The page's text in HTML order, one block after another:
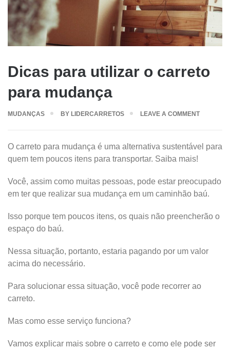
Dicas para utilizar o carreto
para mudança
MUDANÇAS BY LIDERCARRETOS LEAVE A COMMENT
O carreto para mudança é uma alternativa sustentável para
quem tem poucos itens para transportar. Saiba mais!
Você, assim como muitas pessoas, pode estar preocupado
em ter que realizar sua mudança em um caminhão baú.
Isso porque tem poucos itens, os quais não preencherão o
espaço do baú.
Nessa situação, portanto, estaria pagando por um valor
acima do necessário.
Para solucionar essa situação, você pode recorrer ao
carreto.
Mas como esse serviço funciona?
Vamos explicar mais sobre o carreto e como ele pode ser